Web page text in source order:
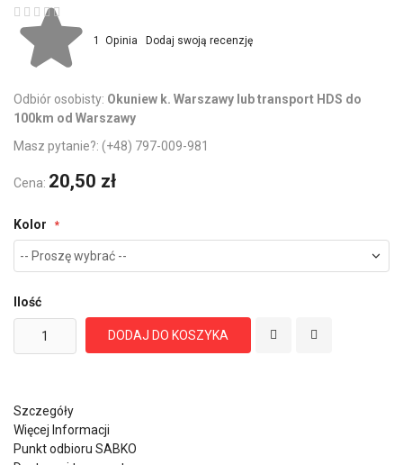
Ocena:
1 Opinia Dodaj swoją recenzję
Odbiór osobisty: Okuniew k. Warszawy lub transport HDS do
100km od Warszawy
Masz pytanie?: (+48) 797-009-981
Cena: 20,50 zł
Kolor
Ilość
DODAJ DO KOSZYKA
Szczegóły
Więcej Informacji
Punkt odbioru SABKO